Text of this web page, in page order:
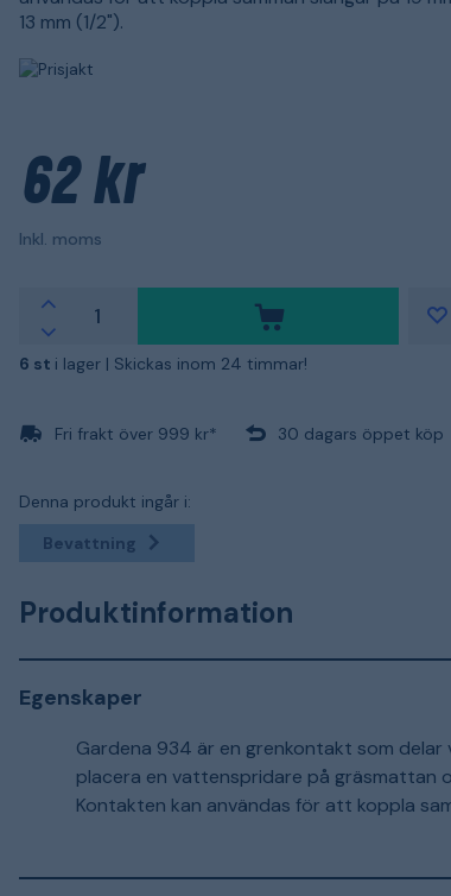
13 mm (1/2").
62 kr
Inkl. moms
6 st i lager | Skickas inom 24 timmar!
Fri frakt över 999 kr* 30 dagars öppet köp
Denna produkt ingår i:
Bevattning
Produktinformation
Egenskaper
Gardena 934 är en grenkontakt som
placera en vattenspridare på gräsmattan
Kontakten kan användas för att koppla